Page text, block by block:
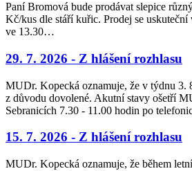
Paní Bromová bude prodávat slepice
Kč/kus dle stáří kuřic. Prodej se
ve 13.30…
29. 7. 2026 - Z hlášení rozhlasu
MUDr. Kopecká oznamuje, že v týdnu 3.
z důvodu dovolené. Akutní stavy ošetří
Sebranicích 7.30 - 11.00 hodin po
15. 7. 2026 - Z hlášení rozhlasu
MUDr. Kopecká oznamuje, že během